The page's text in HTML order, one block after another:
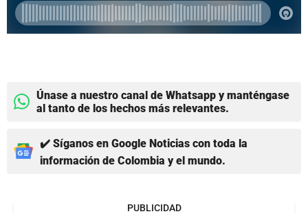
Únase a nuestro canal de Whatsapp y manténgase
al tanto de los hechos más relevantes.
✔️ Síganos en Google Noticias con toda la
información de Colombia y el mundo.
PUBLICIDAD